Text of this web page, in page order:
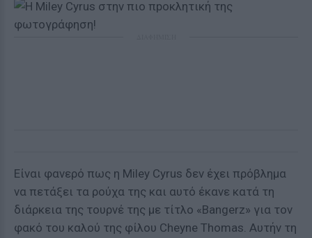
Είναι φανερό πως η Miley Cyrus δεν έχει πρόβλημα
να πετάξει τα ρούχα της και αυτό έκανε κατά τη
διάρκεια της τουρνέ της με τίτλο «Bangerz» για τον
φακό του καλού της φίλου Cheyne Thomas. Αυτήν τη